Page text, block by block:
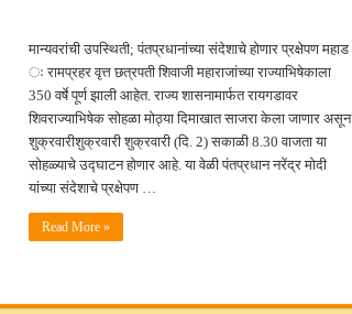
मान्यवरांची उपस्थिती; पंतप्रधानांच्या संदेशाचे होणार प्रक्षेपण महाड
ः रामप्रहर वृत्त छत्रपती शिवाजी महाराजांच्या राज्याभिषेकाला
350 वर्षे पूर्ण झाली आहेत. राज्य शासनामार्फत रायगडावर
शिवराज्याभिषेक सोहळा मोठ्या दिमाखात साजरा केला जाणार असून
शुक्रवारीशुक्रवारी शुक्रवारी (दि. 2) सकाळी 8.30 वाजता या
सोहळ्याचे उद्घाटन होणार आहे. या वेळी पंतप्रधान नरेंद्र मोदी
यांच्या संदेशाचे प्रक्षेपण …
Read More »